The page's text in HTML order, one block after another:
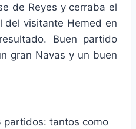
de Reyes y cerraba el
del visitante Hemed en
Buen partido
gran Navas y un buen
partidos: tantos como